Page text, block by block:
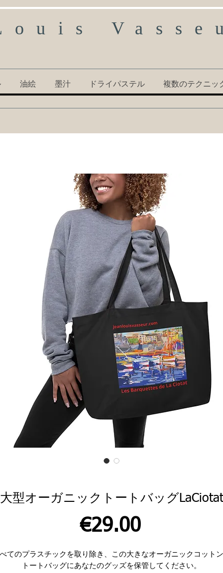
油絵 墨汁 ドライパステル 複数のテクニッ
大型オーガニックトートバッグLaCiotat
€29.00価
格
てのプラスチックを取り除き、この大きなオーガニックコット
トートバッグにあなたのグッズを保管してください。